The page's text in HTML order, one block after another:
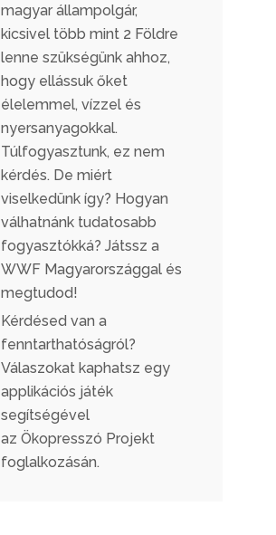
magyar állampolgár,
kicsivel több mint 2 Földre
lenne szükségünk ahhoz,
hogy ellássuk őket
élelemmel, vízzel és
nyersanyagokkal.
Túlfogyasztunk, ez nem
kérdés. De miért
viselkedünk így? Hogyan
válhatnánk tudatosabb
fogyasztókká? Játssz a
WWF Magyarországgal és
megtudod!
Kérdésed van a
fenntarthatóságról?
Válaszokat kaphatsz egy
applikációs játék
segítségével
az Ökopresszó Projekt
foglalkozásán.